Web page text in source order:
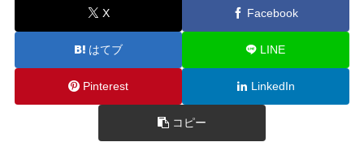
X Facebook
はてブ LINE
Pinterest LinkedIn
コピー